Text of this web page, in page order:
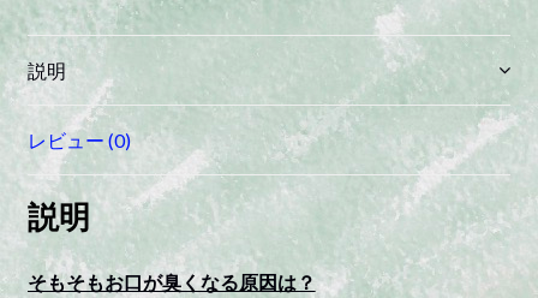
ン
製
が
き
Made
in
TSUBAME
説明
レビュー (0)
説明
そもそもお口が臭くなる原因は？